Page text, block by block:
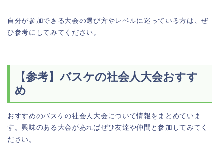
自分が参加できる大会の選び方やレベルに迷っている方は、ぜ
ひ参考にしてみてください。
【参考】バスケの社会人大会おすす
め
おすすめのバスケの社会人大会について情報をまとめていま
す。興味のある大会があればぜひ友達や仲間と参加してみてく
ださい。